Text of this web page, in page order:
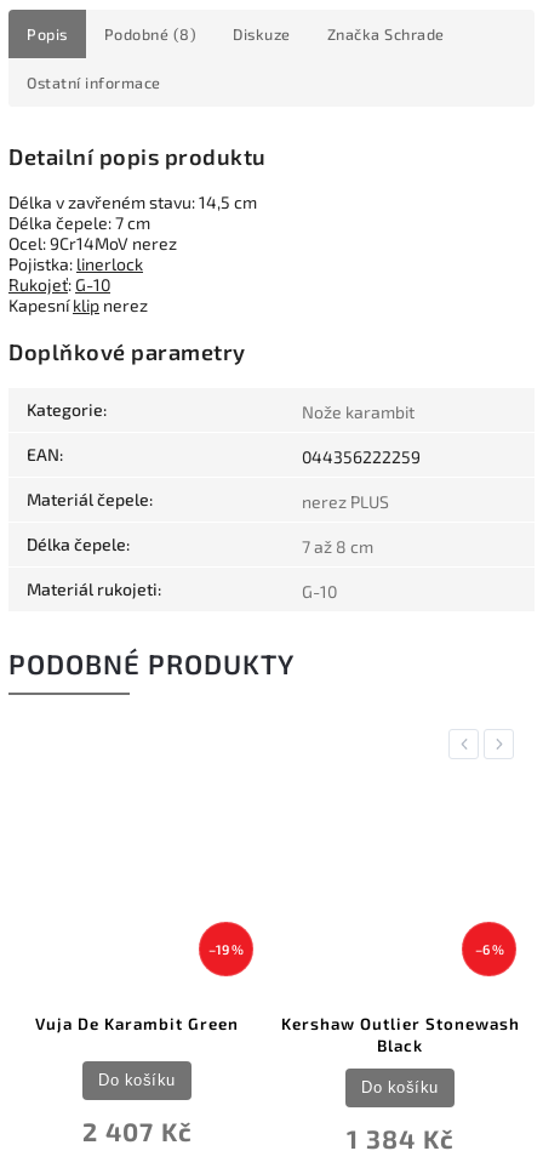
Popis Podobné (8) Diskuze Značka Schrade
Ostatní informace
Detailní popis produktu
Délka v zavřeném stavu: 14,5 cm
Délka čepele: 7 cm
Ocel: 9Cr14MoV nerez
Pojistka: linerlock
Rukojeť:G-10
Kapesníklip nerez
Doplňkové parametry
Kategorie: Nože karambit
EAN: 044356222259
Materiál čepele: nerez PLUS
Délka čepele: 7 až 8 cm
Materiál rukojeti: G-10
PODOBNÉ PRODUKTY
Previous
–19 %
Vuja De Karambit Green
2 407 Kč
Do košíku
–6 %
Kershaw Outlier Stonewash
Black
1 384 Kč
Do košíku
Next